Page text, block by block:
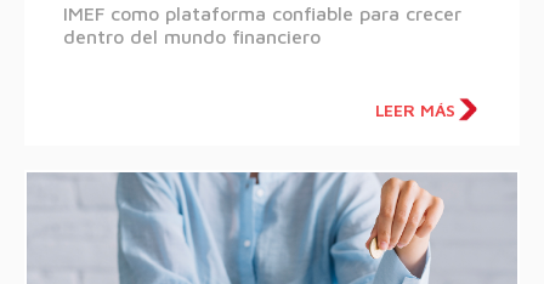
IMEF como plataforma confiable para crecer
dentro del mundo financiero
LEER MÁS